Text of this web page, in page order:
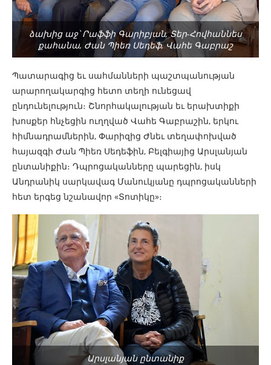
ձախից աջ՝ Րաֆֆի Գարիբյան, Տեր-Հովհաննես
քահանա, Ժան Պիեռ Սեդեֆ, Վահե Գաբրաշ
Պատարագից եւ սահմանների պաշտպանության
արարողակարգից հետո տեղի ունեցավ
ընդունելություն։ Շնորհակալության եւ երախտիքի
խոսքեր հնչեցին ուղղված Վահե Գաբրաշին, երկու
հիմնադրամներին, Փարիզից Ժնեւ տեղափոխված
հայազգի Ժան Պիեռ Սեդեֆին, Բելգիայից Արսլանյան
ընտանիքին։ Դպրոցականները պարեցին, իսկ
Անդրանիկ սարկավագ Մանուկյանը դպրոցականների
հետ երգեց նշանավոր «Տոտիկը»։
Արսլանյան ընտանիք